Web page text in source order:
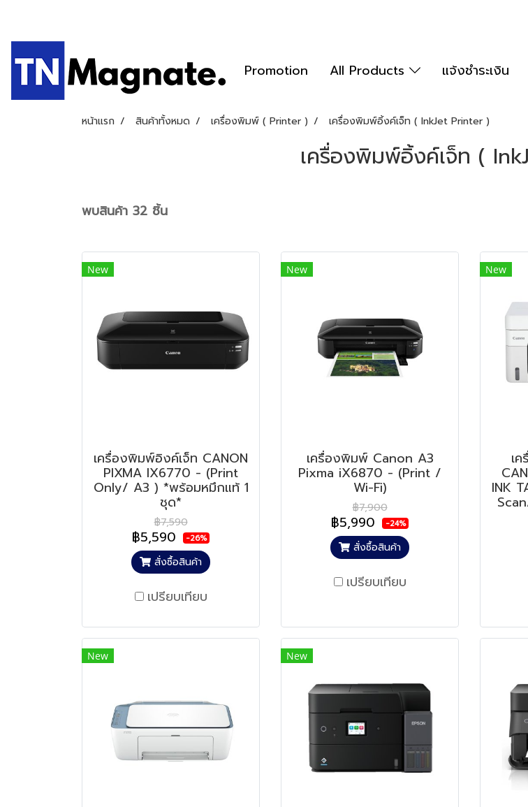
Promotion All Products แจ้งชำระเงิน
หน้าแรก สินค้าทั้งหมด เครื่องพิมพ์ ( Printer ) เครื่องพิมพ์อิ้งค์เจ็ท ( InkJet Printer )
เครื่องพิมพ์อิ้งค์เจ็ท (
พบสินค้า 32 ชิ้น
New
เครื่องพิมพ์อิงค์เจ็ท CANON
PIXMA IX6770 - (Print
Only/ A3 ) *พร้อมหมึกแท้ 1
ชุด*
฿7,590
฿5,590 -26%
สั่งซื้อสินค้า
เปรียบเทียบ
New
เครื่องพิมพ์ Canon A3
Pixma iX6870 - (Print /
Wi-Fi)
฿7,900
฿5,990 -24%
สั่งซื้อสินค้า
เปรียบเทียบ
New
เ
INK
New New